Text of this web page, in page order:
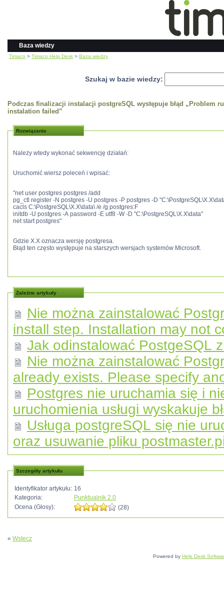
Baza wiedzy
Timaco > Timaco Help Desk > Baza wiedzy
Szukaj w bazie wiedzy:
Podczas finalizacji instalacji postgreSQL występuje błąd „Problem
instalation failed”
Rozwiązanie
Należy wtedy wykonać sekwencję działań:
Uruchomić wiersz poleceń i wpisać:
"net user postgres postgres /add
pg_ctl register -N postgres -U postgres -P postgres -D
cacls C:\PostgreSQL\X.X\data\ /e /g postgres:F
initdb -U postgres -A password -E utf8 -W -D "C:\PostgreSQL\X.X\data"
net start postgres"
Gdzie X.X oznacza wersję postgresa.
Błąd ten często występuje na starszych wersjach systemów Microsoft.
Zależne artykuły
Nie można zainstalować
install step. Installation may not
Jak odinstalować PostgeSQL
Nie można zainstalować
already exists. Please specify
Postgres nie uruchamia się i
uruchomienia usługi wyskakuje
Usługa postgreSQL się nie
oraz usuwanie pliku
Szczegóły artykułu
Identyfikator artykułu: 16
Kategoria:
Punktualnik 2.0
Ocena (Głosy):
(28)
« Wstecz
Powered by Help Desk